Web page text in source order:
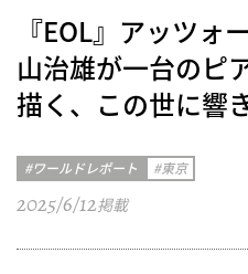
『EOL』アッツォ
山治雄が一台のピ
描く、この世に響
ワールドレポート 東京
2025/6/12掲載